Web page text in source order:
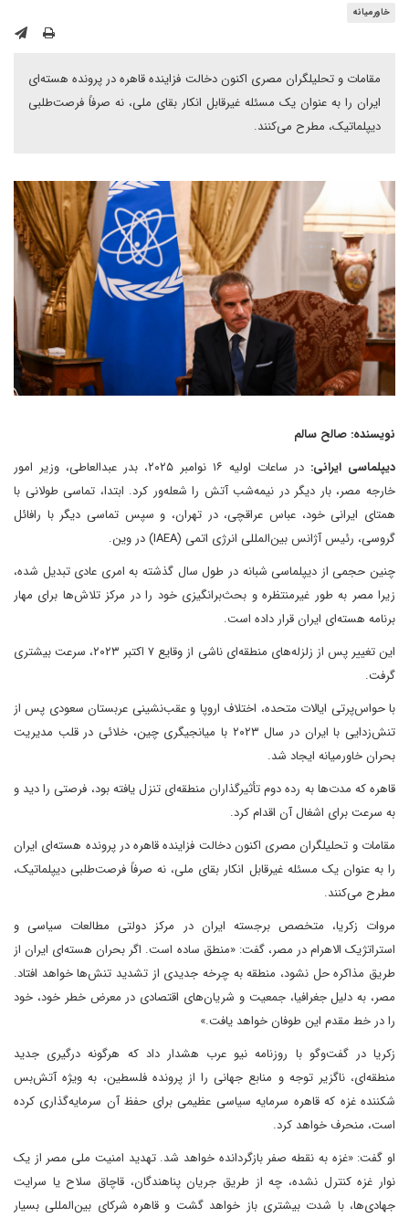
خاورمیانه
مقامات و تحلیلگران مصری اکنون دخالت فزاینده قاهره در پرونده هسته‌ای
ایران را به عنوان یک مسئله غیرقابل انکار بقای ملی، نه صرفاً فرصت‌طلبی
دیپلماتیک، مطرح می‌کنند.
نویسنده: صالح سالم
دیپلماسی ایرانی:
در ساعات اولیه ۱۶ نوامبر ۲۰۲۵، بدر عبدالعاطی، وزیر امور
خارجه مصر، بار دیگر در نیمه‌شب آتش را شعله‌ور کرد. ابتدا، تماسی طولانی با
همتای ایرانی خود، عباس عراقچی، در تهران، و سپس تماسی دیگر با رافائل
گروسی، رئیس آژانس بین‌المللی انرژی اتمی (IAEA) در وین.
چنین حجمی از دیپلماسی شبانه در طول سال گذشته به امری عادی تبدیل شده،
زیرا مصر به طور غیرمنتظره و بحث‌برانگیزی خود را در مرکز تلاش‌ها برای مهار
برنامه هسته‌ای ایران قرار داده است.
این تغییر پس از زلزله‌های منطقه‌ای ناشی از وقایع ۷ اکتبر ۲۰۲۳، سرعت بیشتری
گرفت.
با حواس‌پرتی ایالات متحده، اختلاف اروپا و عقب‌نشینی عربستان سعودی پس از
تنش‌زدایی با ایران در سال ۲۰۲۳ با میانجیگری چین، خلائی در قلب مدیریت
بحران خاورمیانه ایجاد شد.
قاهره که مدت‌ها به رده دوم تأثیرگذاران منطقه‌ای تنزل یافته بود، فرصتی را دید و
به سرعت برای اشغال آن اقدام کرد.
مقامات و تحلیلگران مصری اکنون دخالت فزاینده قاهره در پرونده هسته‌ای ایران
را به عنوان یک مسئله غیرقابل انکار بقای ملی، نه صرفاً فرصت‌طلبی دیپلماتیک،
مطرح می‌کنند.
مروات زکریا، متخصص برجسته ایران در مرکز دولتی مطالعات سیاسی و
استراتژیک الاهرام در مصر، گفت: «منطق ساده است. اگر بحران هسته‌ای ایران از
طریق مذاکره حل نشود، منطقه به چرخه جدیدی از تشدید تنش‌ها خواهد افتاد.
مصر، به دلیل جغرافیا، جمعیت و شریان‌های اقتصادی در معرض خطر خود، خود
را در خط مقدم این طوفان خواهد یافت.»
زکریا در گفت‌وگو با روزنامه نیو عرب هشدار داد که هرگونه درگیری جدید
منطقه‌ای، ناگزیر توجه و منابع جهانی را از پرونده فلسطین، به ویژه آتش‌بس
شکننده غزه که قاهره سرمایه سیاسی عظیمی برای حفظ آن سرمایه‌گذاری کرده
است، منحرف خواهد کرد.
او گفت: «غزه به نقطه صفر بازگردانده خواهد شد. تهدید امنیت ملی مصر از یک
نوار غزه کنترل نشده، چه از طریق جریان پناهندگان، قاچاق سلاح یا سرایت
جهادی‌ها، با شدت بیشتری باز خواهد گشت و قاهره شرکای بین‌المللی بسیار